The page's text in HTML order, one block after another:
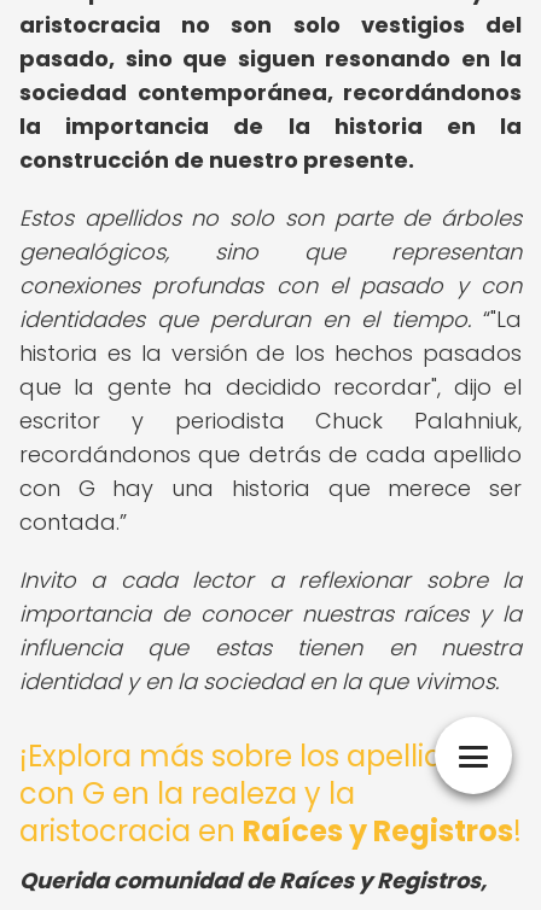
aristocracia no son solo vestigios del
pasado, sino que siguen resonando en la
sociedad contemporánea, recordándonos
la importancia de la historia en la
construcción de nuestro presente.
Estos apellidos no solo son parte de árboles
genealógicos, sino que representan
conexiones profundas con el pasado y con
identidades que perduran en el tiempo.
"La
historia es la versión de los hechos pasados
que la gente ha decidido recordar", dijo el
escritor y periodista Chuck Palahniuk,
recordándonos que detrás de cada apellido
con G hay una historia que merece ser
contada.
Invito a cada lector a reflexionar sobre la
importancia de conocer nuestras raíces y la
influencia que estas tienen en nuestra
identidad y en la sociedad en la que vivimos.
¡Explora más sobre los apellidos
con G en la realeza y la
aristocracia en Raíces y Registros!
Querida comunidad de Raíces y Registros,